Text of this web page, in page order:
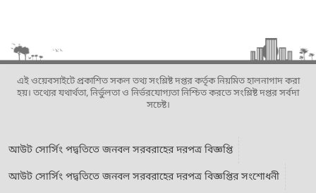
এই ওয়েবসাইটে প্রকাশিত সকল তথ্য সংশ্লিষ্ট দপ্তর কর্তৃক নিয়মিত হালনাগাদ করা
হয়। তথ্যের যথার্থতা, নির্ভুলতা ও নির্ভরযোগ্যতা নিশ্চিত করতে সংশ্লিষ্ট দপ্তর সর্বদা
সচেষ্ট।
আউট সোর্সিং পদ্বতিতে জনবল সরবরাহের দরপত্র বিজ্ঞপ্তি
আউট সোর্সিং পদ্বতিতে জনবল সরবরাহের দরপত্র বিজ্ঞপ্তির সংশোধনী